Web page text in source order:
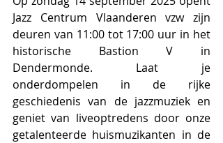
Jazz Centrum Vlaanderen vzw zijn
deuren van 11:00 tot 17:00 uur in het
historische Bastion V in
Dendermonde. Laat je
onderdompelen in de rijke
geschiedenis van de jazzmuziek en
geniet van liveoptredens door onze
getalenteerde huismuzikanten in de